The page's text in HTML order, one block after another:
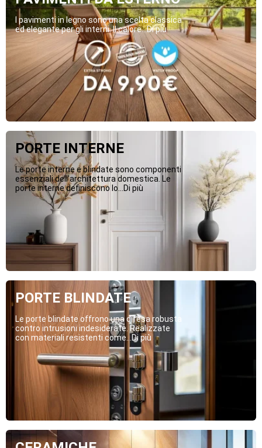
I pavimenti in legno sono una scelta classica
ed elegante per gli interni. Il calore...Di più
PORTE INTERNE
Le porte interne e blindate sono componenti
essenziali dell’architettura domestica. Le
porte interne definiscono lo...Di più
PORTE BLINDATE
Le porte blindate offrono una difesa robusta
contro intrusioni indesiderate. Realizzate
con materiali resistenti come...Di più